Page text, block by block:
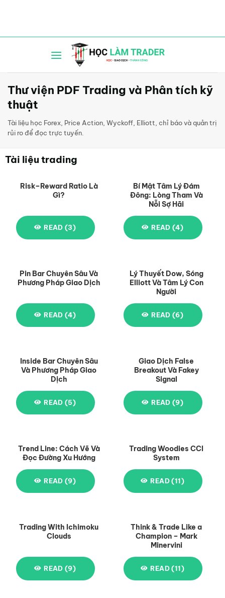
Thư viện PDF Trading và Phân tích kỹ
thuật
Tài liệu học Forex, Price Action, Wyckoff, Elliott, chỉ báo và quản trị
rủi ro để đọc trực tuyến.
Tài liệu trading
Risk–Reward Ratio Là
Gì?
READ (3)
Bí Mật Tâm Lý Đám
Đông: Lòng Tham Và
Nỗi Sợ Hãi
READ (4)
Pin Bar Chuyên Sâu Và
Phương Pháp Giao Dịch
READ (4)
Lý Thuyết Dow, Sóng
Elliott Và Tâm Lý Con
Người
READ (6)
Inside Bar Chuyên Sâu
Và Phương Pháp Giao
Dịch
READ (5)
Giao Dịch False
Breakout Và Fakey
Signal
READ (9)
Trend Line: Cách Vẽ Và
Đọc Đường Xu Hướng
READ (9)
Trading Woodies CCI
System
READ (11)
Trading With Ichimoku
Clouds
READ (9)
Think & Trade Like a
Champion – Mark
Minervini
READ (11)